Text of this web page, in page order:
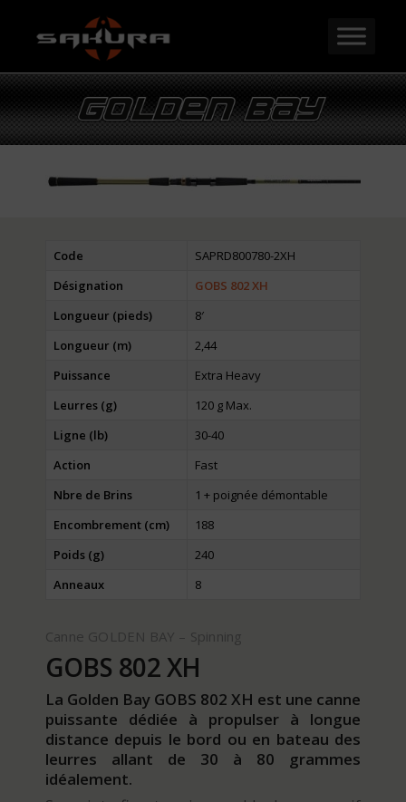
Code
SAPRD800780-2XH
Désignation
GOBS 802 XH
Longueur (pieds)
8′
Longueur (m)
2,44
Puissance
Extra Heavy
Leurres (g)
120 g Max.
Ligne (lb)
30-40
Action
Fast
Nbre de Brins
1 + poignée démontable
Encombrement (cm)
188
Poids (g)
240
Anneaux
8
Canne GOLDEN BAY – Spinning
GOBS 802 XH
La Golden Bay GOBS 802 XH est une canne
puissante dédiée à propulser à longue
distance depuis le bord ou en bateau des
leurres allant de 30 à 80 grammes
idéalement.